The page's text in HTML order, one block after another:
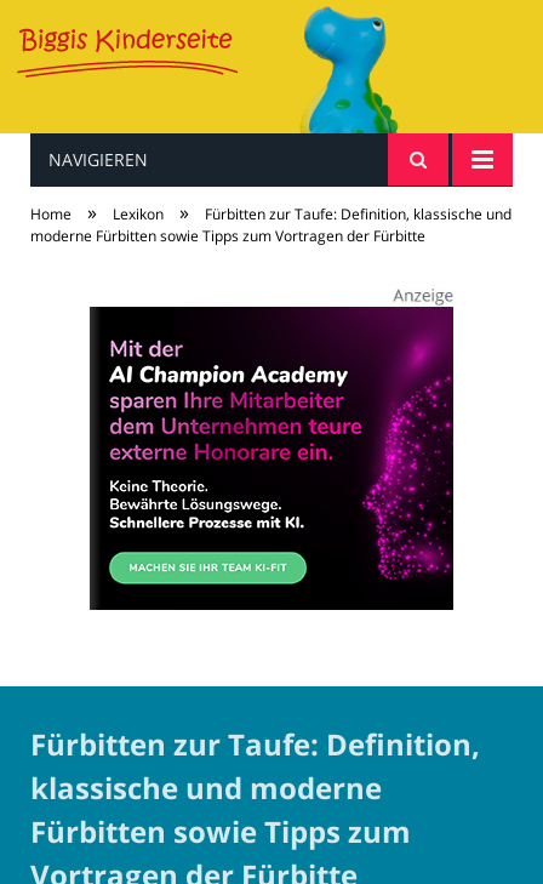
Baby & Kind
NAVIGIEREN
Home » Lexikon »
Fürbitten zur Taufe: Definition, klassische und
moderne Fürbitten sowie Tipps zum Vortragen der Fürbitte
Fürbitten zur Taufe: Definition,
klassische und moderne
Fürbitten sowie Tipps zum
Vortragen der Fürbitte